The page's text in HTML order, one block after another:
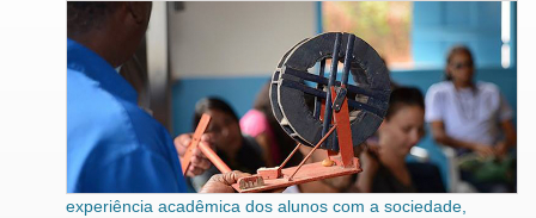
experiência acadêmica dos alunos com a sociedade,